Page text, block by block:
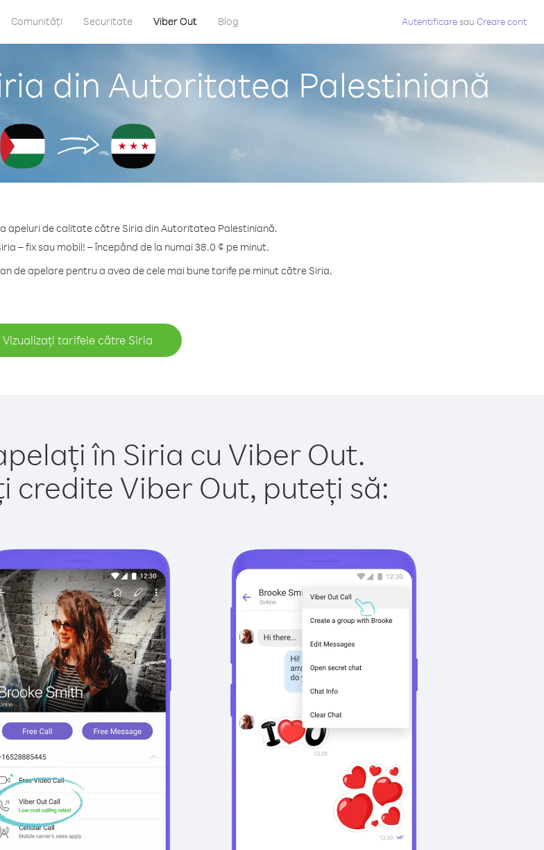
Comunități Securitate Viber Out Blog Autentificaresau Creare cont
din Autoritatea Palestiniană
apeluri de calitate către Siria din Autoritatea Palestiniană.
– fix sau mobil! – începând de la numai 38.0 ¢ pe minut.
de apelare pentru a avea de cele mai bune tarife pe minut către Siria.
Vizualizați tarifele către Siria
în Siria cu Viber Out.
credite Viber Out, puteți să: